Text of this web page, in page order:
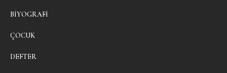
BIYOGRAFI
ÇOCUK
DEFTER